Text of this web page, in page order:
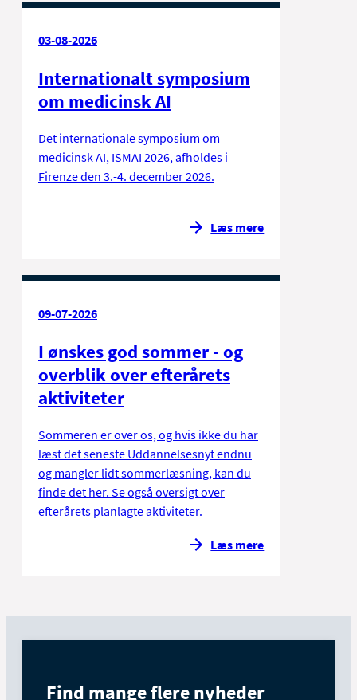
03-08-2026
Internationalt symposium
om medicinsk AI
Det internationale symposium om
medicinsk AI, ISMAI 2026, afholdes i
Firenze den 3.-4. december 2026.
Læs mere
09-07-2026
I ønskes god sommer - og
overblik over efterårets
aktiviteter
Sommeren er over os, og hvis ikke du har
læst det seneste Uddannelsesnyt endnu
og mangler lidt sommerlæsning, kan du
finde det her. Se også oversigt over
efterårets planlagte aktiviteter.
Læs mere
Find mange flere nyheder